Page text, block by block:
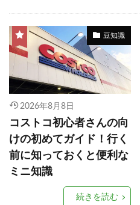
豆知識
2026年8月8日
コストコ初心者さんの向
けの初めてガイド！行く
前に知っておくと便利な
ミニ知識
続きを読む